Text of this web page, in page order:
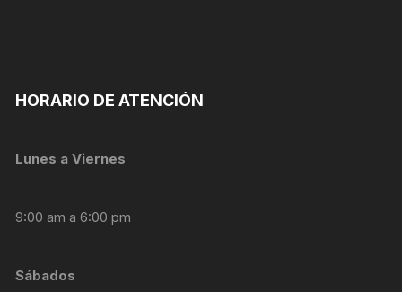
HORARIO DE ATENCIÓN
Lunes a Viernes
9:00 am a 6:00 pm
Sábados